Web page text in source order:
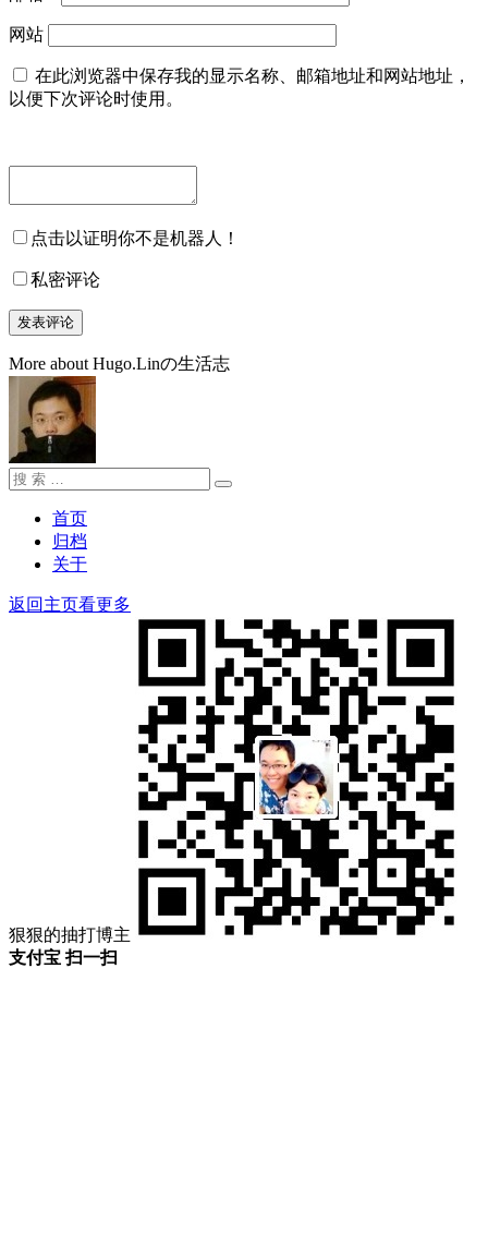
网站
在此浏览器中保存我的显示名称、邮箱地址和网站地址，
以便下次评论时使用。
点击以证明你不是机器人！
私密评论
More about Hugo.Linの生活志
搜
搜
首页
归档
关于
返回主页看更多
狠狠的抽打博主
支付宝 扫一扫